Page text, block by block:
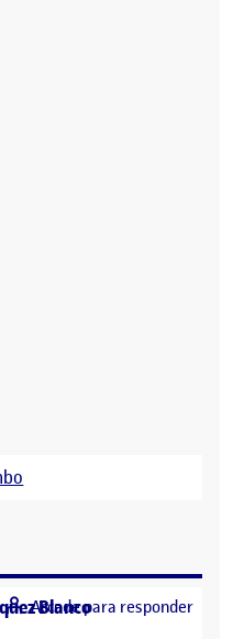
DE PROYECTO
Blancosays:
Accede para responder